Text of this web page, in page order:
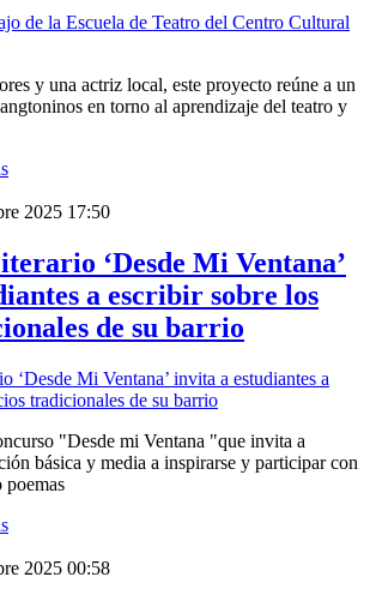
y una actriz local, este proyecto reúne a un
en torno al aprendizaje del teatro y
2025 17:50
‘Desde Mi Ventana’
a escribir sobre los
de su barrio
"Desde mi Ventana "que invita a
básica y media a inspirarse y participar con
poemas
2025 00:58